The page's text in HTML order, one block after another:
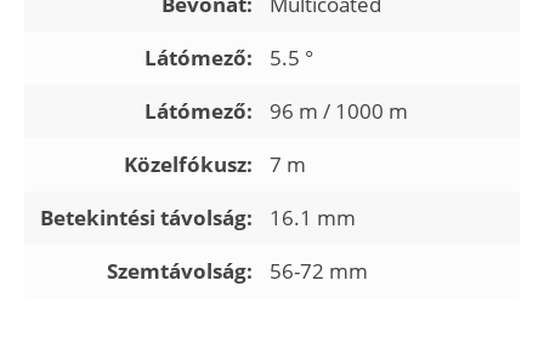
Látómező:
5.5 °
Látómező:
96 m / 1000 m
Közelfókusz:
7 m
Betekintési távolság:
16.1 mm
Szemtávolság:
56-72 mm